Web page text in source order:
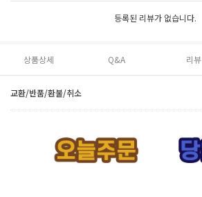
등록된 리뷰가 없습니다.
상품상세 Q&A 리뷰
교환/반품/환불/취소